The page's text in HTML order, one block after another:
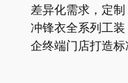
差异化需求，定制
冲锋衣全系列工
企终端门店打造标